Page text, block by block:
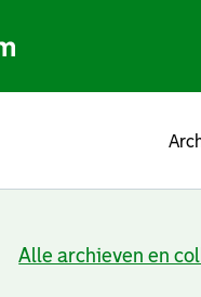
Alle archieven en